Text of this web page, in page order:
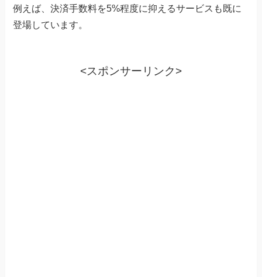
例えば、決済手数料を5%程度に抑えるサービスも既に
登場しています。
<スポンサーリンク>